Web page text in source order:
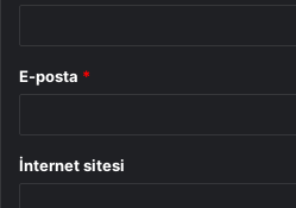
E-posta *
İnternet sitesi